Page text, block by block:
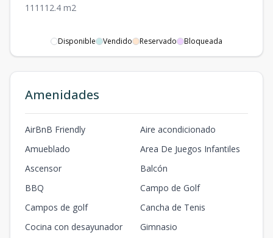
1 1 1 112.4 m2
Disponible Vendido Reservado Bloqueada
Amenidades
AirBnB Friendly
Aire acondicionado
Amueblado
Area De Juegos Infantiles
Ascensor
Balcón
BBQ
Campo de Golf
Campos de golf
Cancha de Tenis
Cocina con desayunador
Gimnasio